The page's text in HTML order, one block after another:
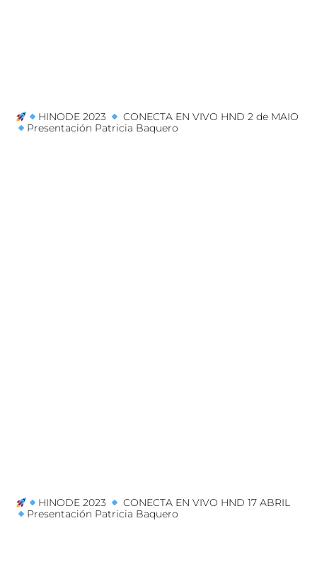
HINODE 2023
CONECTA EN VIVO HND 2 de MAIO
Presentación Patricia Baquero
HINODE 2023
CONECTA EN VIVO HND 17 ABRIL
Presentación Patricia Baquero